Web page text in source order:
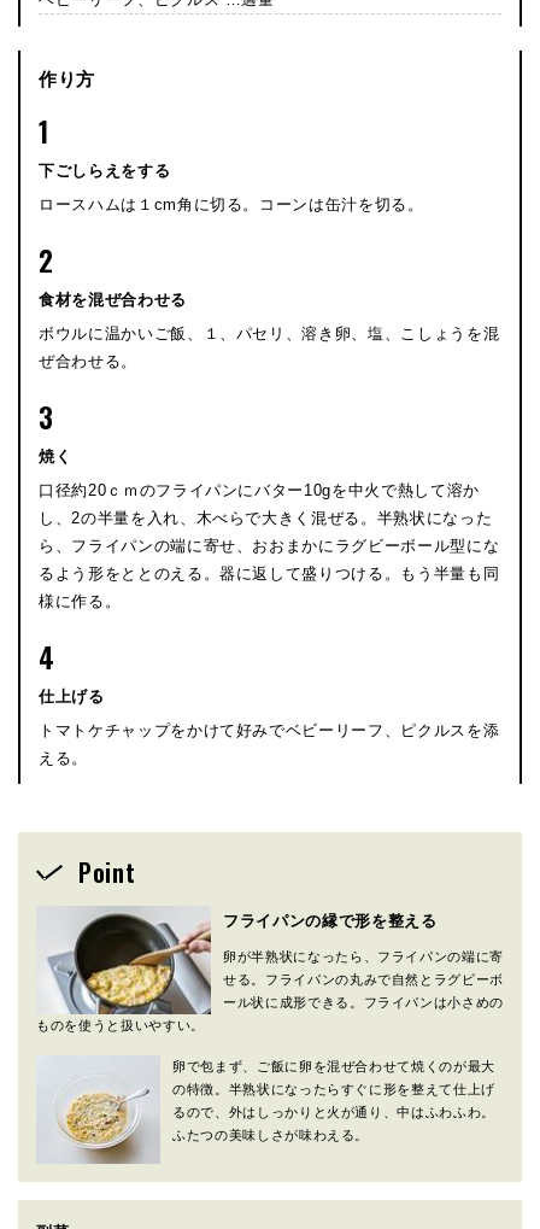
作り方
1
下ごしらえをする
ロースハムは１cm角に切る。コーンは缶汁を切る。
2
食材を混ぜ合わせる
ボウルに温かいご飯、１、パセリ、溶き卵、塩、こしょうを混
ぜ合わせる。
3
焼く
口径約20ｃｍのフライパンにバター10gを中火で熱して溶か
し、2の半量を入れ、木べらで大きく混ぜる。半熟状になった
ら、フライパンの端に寄せ、おおまかにラグビーボール型にな
るよう形をととのえる。器に返して盛りつける。もう半量も同
様に作る。
4
仕上げる
トマトケチャップをかけて好みでベビーリーフ、ピクルスを添
える。
Point
フライパンの縁で形を整える
卵が半熟状になったら、フライパンの端に寄
せる。フライパンの丸みで自然とラグビーボ
ール状に成形できる。フライパンは小さめの
ものを使うと扱いやすい。
卵で包まず、ご飯に卵を混ぜ合わせて焼くのが最大
の特徴。半熟状になったらすぐに形を整えて仕上げ
るので、外はしっかりと火が通り、中はふわふわ。
ふたつの美味しさが味わえる。